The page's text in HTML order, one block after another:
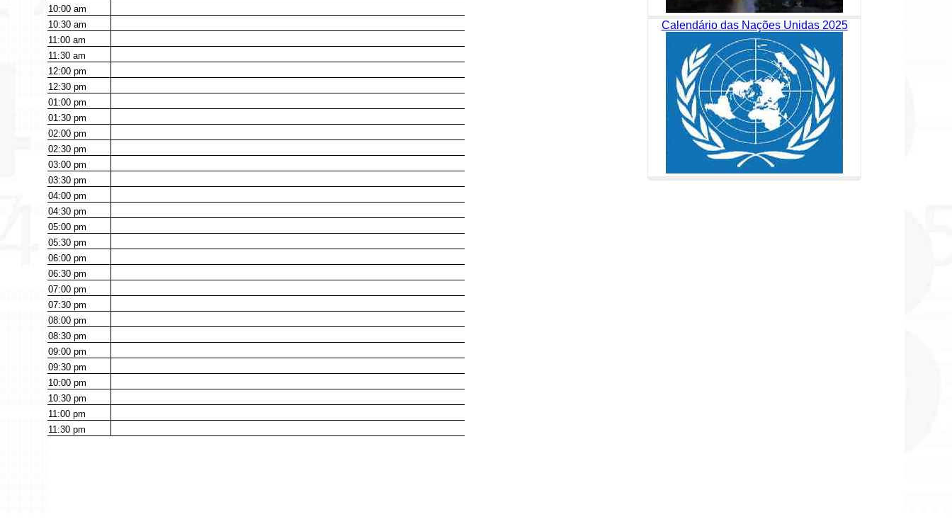
10:00am
10:30am
11:00am
11:30am
12:00pm
12:30pm
01:00pm
01:30pm
02:00pm
02:30pm
03:00pm
03:30pm
04:00pm
04:30pm
05:00pm
05:30pm
06:00pm
06:30pm
07:00pm
07:30pm
08:00pm
08:30pm
09:00pm
09:30pm
10:00pm
10:30pm
11:00pm
11:30pm
Calendário das Nações Unidas 2025